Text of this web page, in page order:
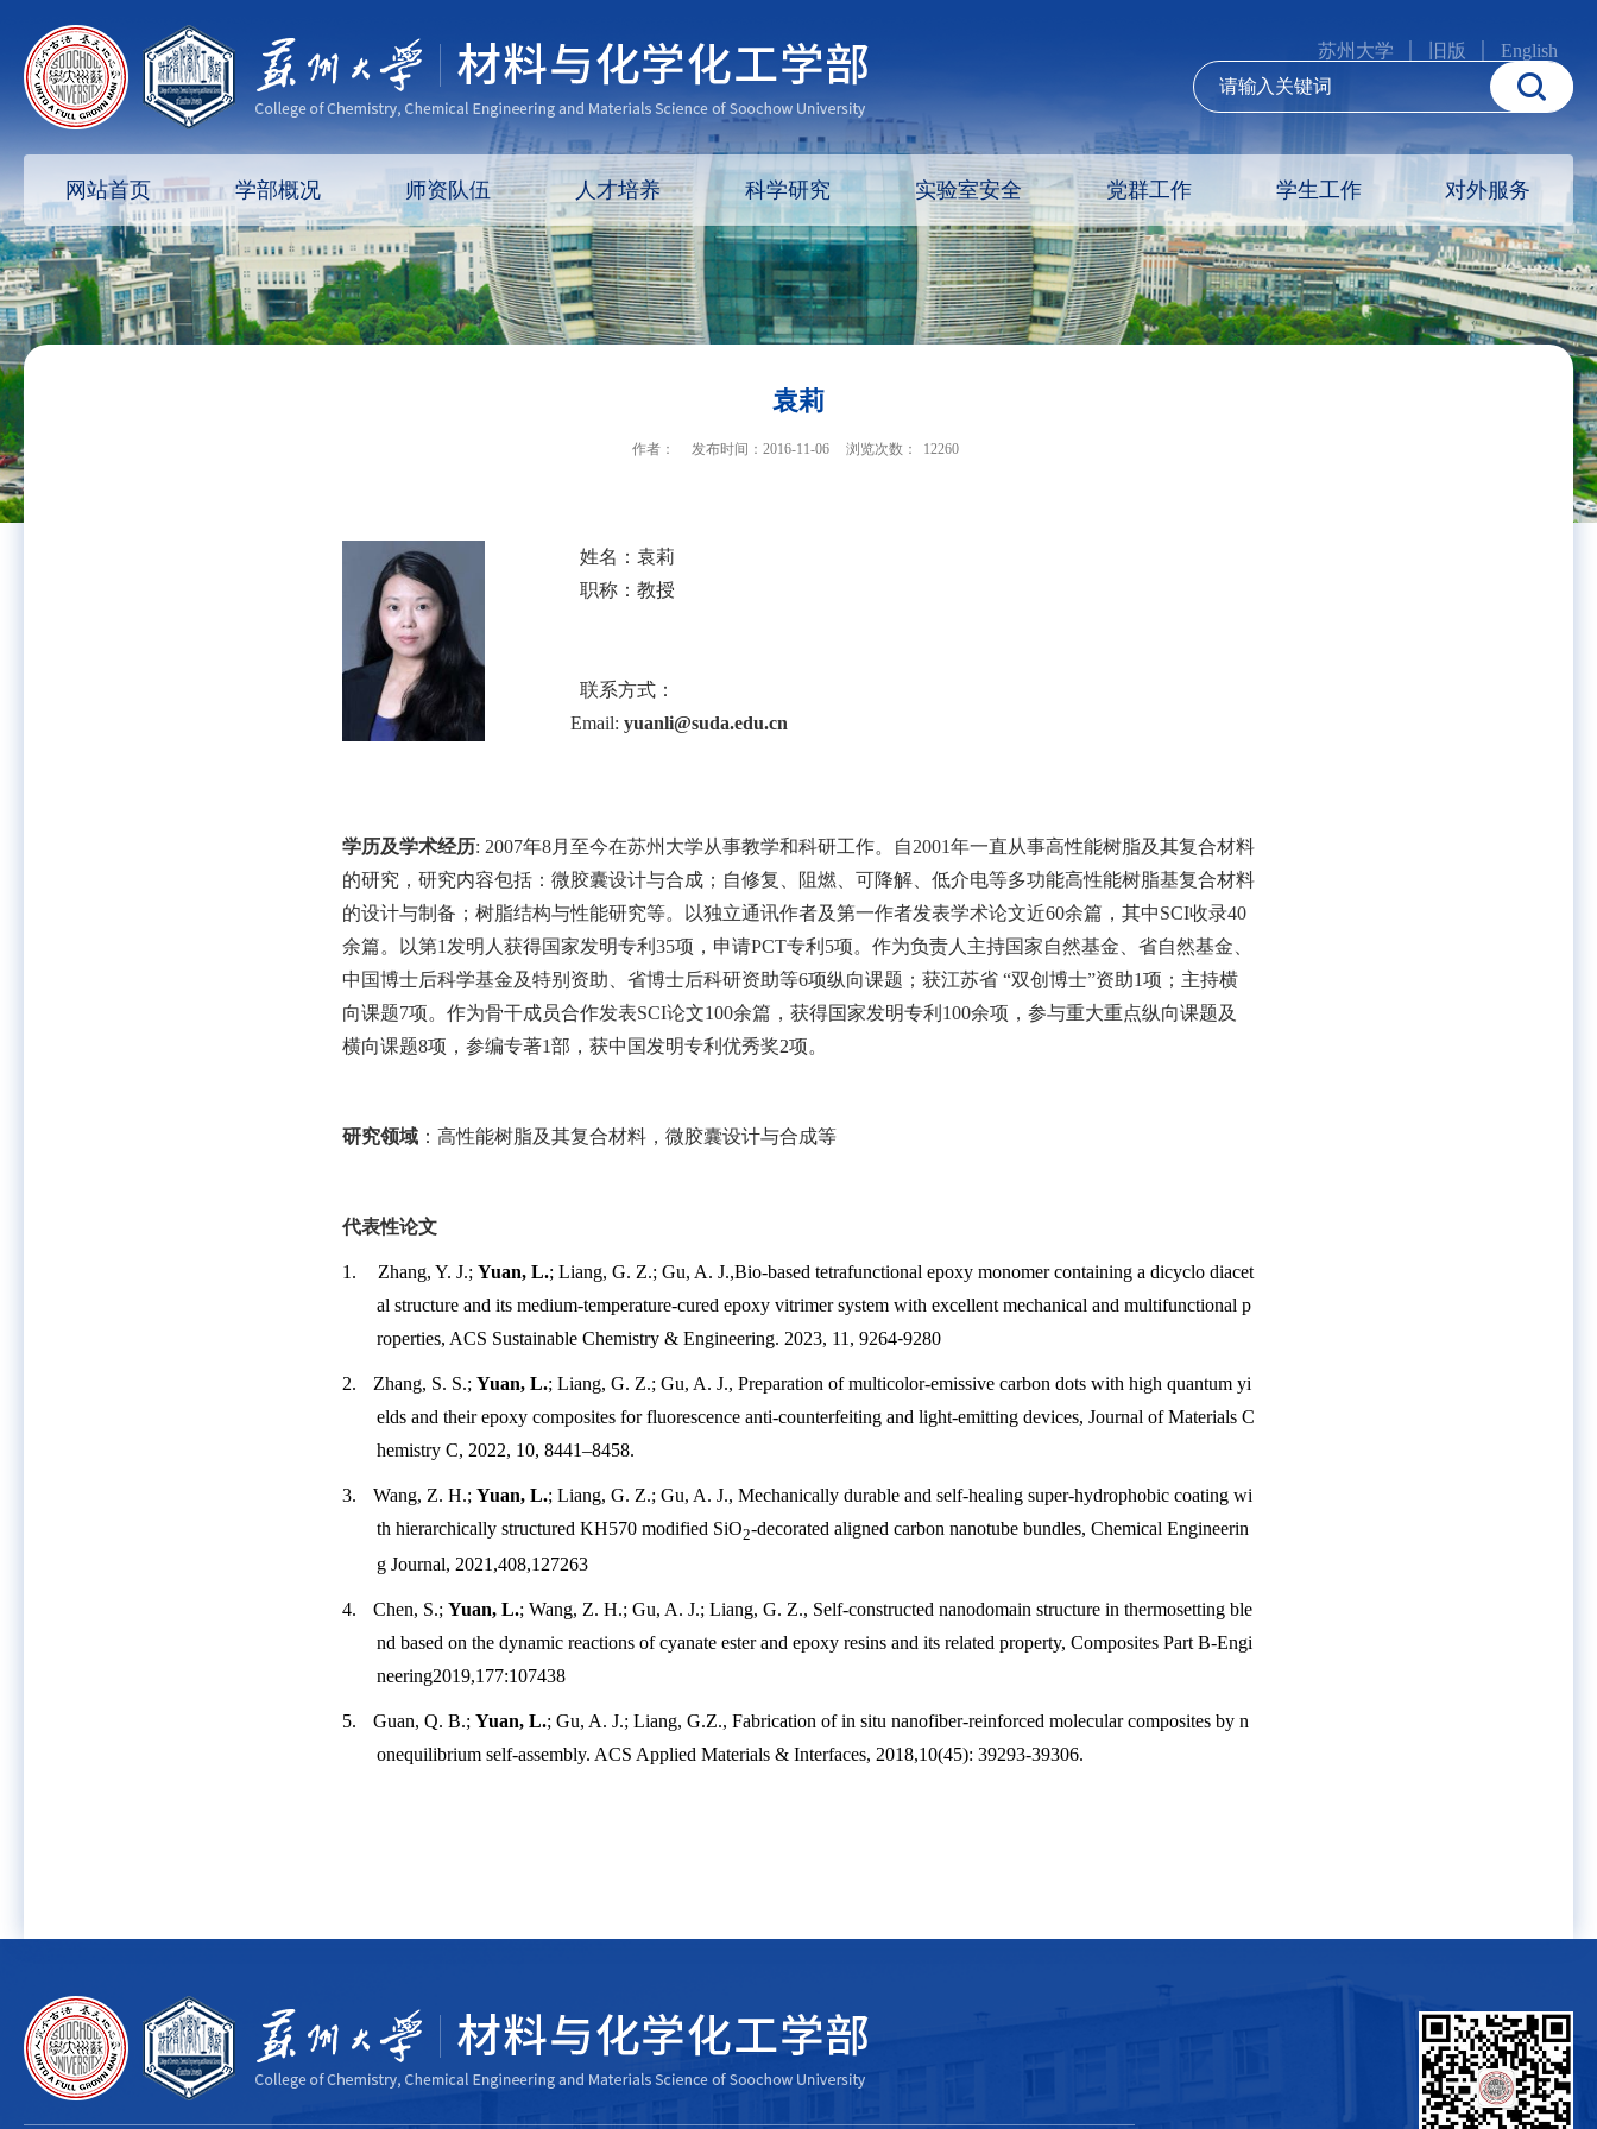
苏州大学 旧版 English
网站首页 学部概况 师资队伍 人才培养 科学研究 实验室安全 党群工作 学生工作 对外服务
袁莉
作者： 发布时间：2016-11-06 浏览次数： 12260
姓名：袁莉
职称：教授
联系方式：
Email: yuanli@suda.edu.cn
学历及学术经历: 2007年8月至今在苏州大学从事教学和科研工作。自2001年一直从事高性能树脂及其复合材料
的研究，研究内容包括：微胶囊设计与合成；自修复、阻燃、可降解、低介电等多功能高性能树脂基复合材料
的设计与制备；树脂结构与性能研究等。以独立通讯作者及第一作者发表学术论文近60余篇，其中SCI收录40
余篇。以第1 发明人获得国家发明专利 35项，申请PCT专利 5项。作为负责人主持国家自然基金、省自然基金、
中国博士后科学基金及特别资助、省博士后科研资助等6项纵向课题；获江苏省 “双创博士”资助1项；主持横
向课题7项。作为骨干成员合作发表SCI论文100余篇，获得国家发明专利 100余项，参与重大重点纵向课题及
横向课题8项，参编专著1部，获中国发明专利优秀奖2项。
研究领域 ：高性能树脂及其复合材料，微胶囊设计与合成等
代表性论文
1. Zhang, Y. J.; Yuan, L.; Liang, G. Z.; Gu, A. J.,Bio-based tetrafunctional epoxy monomer containing a dicyclo diacet
al structure and its medium-temperature-cured epoxy vitrimer system with excellent mechanical and multifunctional p
roperties, ACS Sustainable Chemistry & Engineering. 2023, 11, 9264-9280
2. Zhang, S. S.; Yuan, L.; Liang, G. Z.; Gu, A. J., Preparation of multicolor-emissive carbon dots with high quantum yi
elds and their epoxy composites for fluorescence anti-counterfeiting and light-emitting devices, Journal of Materials C
hemistry C, 2022, 10, 8441–8458.
3. Wang, Z. H.; Yuan, L.; Liang, G. Z.; Gu, A. J., Mechanically durable and self-healing super-hydrophobic coating wi
th hierarchically structured KH570 modified SiO2-decorated aligned carbon nanotube bundles, Chemical Engineerin
g Journal, 2021,408,127263
4. Chen, S.; Yuan, L.; Wang, Z. H.; Gu, A. J.; Liang, G. Z., Self-constructed nanodomain structure in thermosetting ble
nd based on the dynamic reactions of cyanate ester and epoxy resins and its related property, Composites Part B-Engi
neering2019,177:107438
5. Guan, Q. B.; Yuan, L.; Gu, A. J.; Liang, G.Z., Fabrication of in situ nanofiber-reinforced molecular composites by n
onequilibrium self-assembly. ACS Applied Materials & Interfaces, 2018,10(45): 39293-39306.